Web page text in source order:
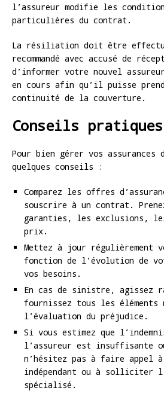
l’assureur modifie les
particulières du contrat.
La résiliation doit être
recommandé avec accusé de
d’informer votre nouvel
en cours afin qu’il puisse
continuité de la couverture.
Conseils pratiques
Pour bien gérer vos assurances
quelques conseils :
Comparez les offres
souscrire à un contrat.
garanties, les exclusions,
prix.
Mettez à jour régulièrement
fonction de l’évolution de
vos besoins.
En cas de sinistre, agissez
fournissez tous les éléments
l’évaluation du préjudice.
Si vous estimez que
l’assureur est insuffisante
n’hésitez pas à faire appel
indépendant ou à solliciter
spécialisé.